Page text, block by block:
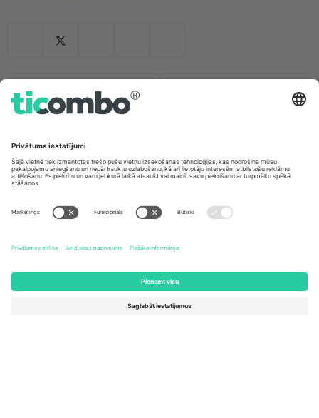
Biroji un atbalsts
Germany
Unter den Linden 24, 10117
Berlin, Germany
United Kingdom
Kingdom
United States
Newark, Delaware 19713, United
Switzerland
Engelberg, Switzerland